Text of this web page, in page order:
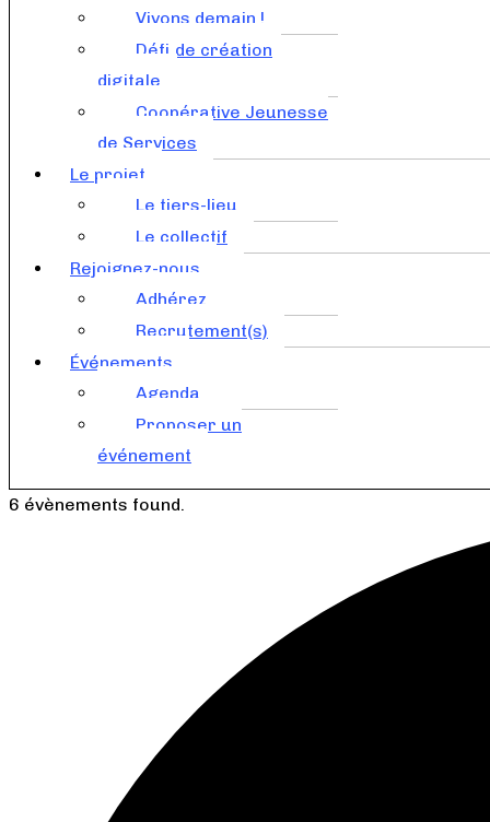
Vivons demain !
Défi de création
digitale
Coopérative Jeunesse
de Services
Le projet
Le tiers-lieu
Le collectif
Rejoignez-nous
Adhérez
Recrutement(s)
Événements
Agenda
Proposer un
événement
6 évènements found.